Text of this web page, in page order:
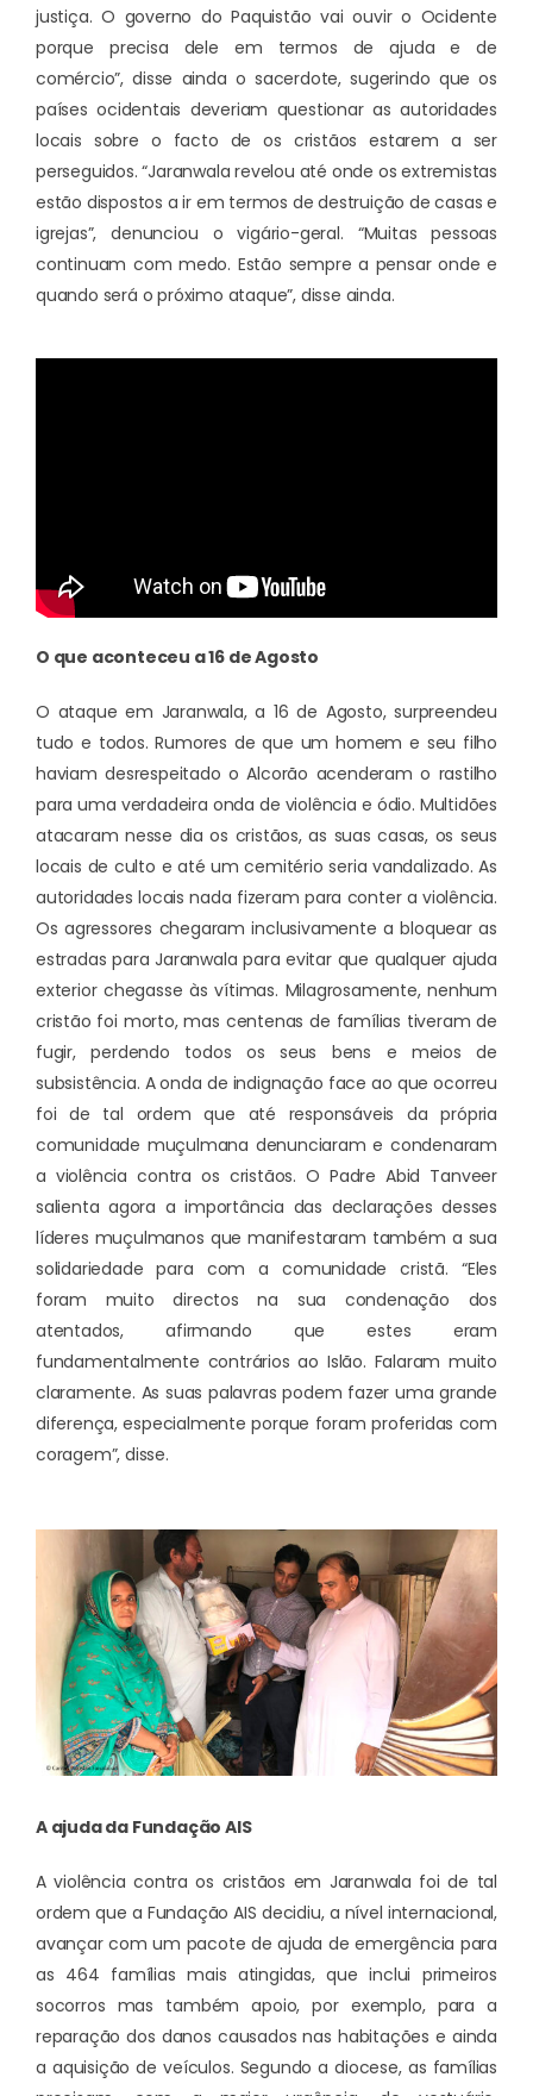
justiça. O governo do Paquistão vai ouvir o Ocidente
porque precisa dele em termos de ajuda e de
comércio”, disse ainda o sacerdote, sugerindo que os
países ocidentais deveriam questionar as autoridades
locais sobre o facto de os cristãos estarem a ser
perseguidos. “Jaranwala revelou até onde os extremistas
estão dispostos a ir em termos de destruição de casas e
igrejas”, denunciou o vigário-geral. “Muitas pessoas
continuam com medo. Estão sempre a pensar onde e
quando será o próximo ataque”, disse ainda.
O que aconteceu a 16 de Agosto
O ataque em Jaranwala, a 16 de Agosto, surpreendeu
tudo e todos. Rumores de que um homem e seu filho
haviam desrespeitado o Alcorão acenderam o rastilho
para uma verdadeira onda de violência e ódio. Multidões
atacaram nesse dia os cristãos, as suas casas, os seus
locais de culto e até um cemitério seria vandalizado. As
autoridades locais nada fizeram para conter a violência.
Os agressores chegaram inclusivamente a bloquear as
estradas para Jaranwala para evitar que qualquer ajuda
exterior chegasse às vítimas. Milagrosamente, nenhum
cristão foi morto, mas centenas de famílias tiveram de
fugir, perdendo todos os seus bens e meios de
subsistência. A onda de indignação face ao que ocorreu
foi de tal ordem que até responsáveis da própria
comunidade muçulmana denunciaram e condenaram
a violência contra os cristãos. O Padre Abid Tanveer
salienta agora a importância das declarações desses
líderes muçulmanos que manifestaram também a sua
solidariedade para com a comunidade cristã. “Eles
foram muito directos na sua condenação dos
atentados, afirmando que estes eram
fundamentalmente contrários ao Islão. Falaram muito
claramente. As suas palavras podem fazer uma grande
diferença, especialmente porque foram proferidas com
coragem”, disse.
A ajuda da Fundação AIS
A violência contra os cristãos em Jaranwala foi de tal
ordem que a Fundação AIS decidiu, a nível internacional,
avançar com um pacote de ajuda de emergência para
as 464 famílias mais atingidas, que inclui primeiros
socorros mas também apoio, por exemplo, para a
reparação dos danos causados nas habitações e ainda
a aquisição de veículos. Segundo a diocese, as famílias